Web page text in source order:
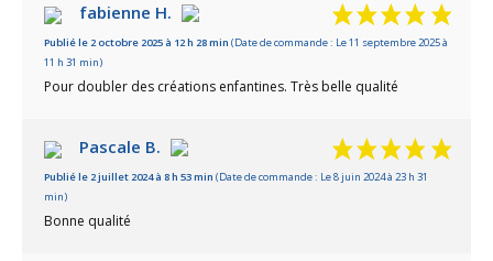
fabienne H.
Publié le 2 octobre 2025 à 12 h 28 min (Date de commande : Le 11 septembre 2025 à
11 h 31 min)
Pour doubler des créations enfantines. Très belle qualité
Pascale B.
Publié le 2 juillet 2024 à 8 h 53 min (Date de commande : Le 8 juin 2024 à 23 h 31
min)
Bonne qualité